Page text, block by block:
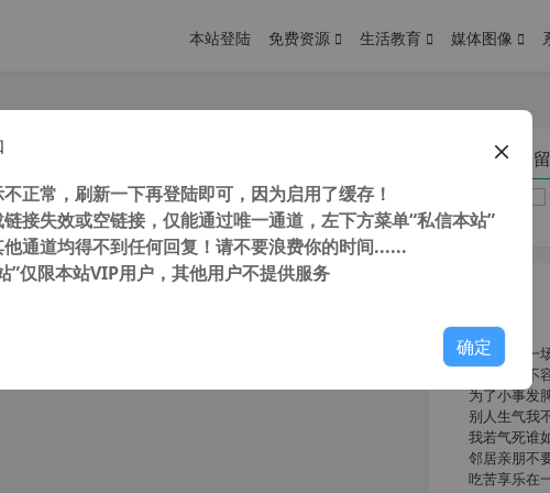
本站登陆 免费资源 生活教育 媒体图像
Free Download Manager 支持多线程下载，支持磁力链接，下载速度飙升，下载国外资源超迅雷
： 转载自 cnorg.12hp.de 注意： 由于网站空间位于国
问高...
您在本页停
人生就像一
相扶到老不
为了小事发
别人生气我
我若气死谁
邻居亲朋不
吃苦享乐在
正常，刷新一下再登陆即可，因为启用了缓存！
接失效或空链接，仅能通过唯一通道，左下方菜单“私信本站”
通道均得不到任何回复！请不要浪费你的时间......
”仅限本站VIP用户，其他用户不提供服务
确定